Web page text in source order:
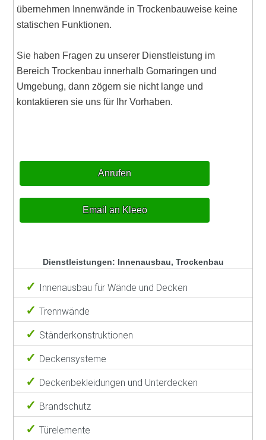
übernehmen Innenwände in Trockenbauweise keine
statischen Funktionen.
Sie haben Fragen zu unserer Dienstleistung im
Bereich Trockenbau innerhalb Gomaringen und
Umgebung, dann zögern sie nicht lange und
kontaktieren sie uns für Ihr Vorhaben.
Anrufen
Email an Kleeo
Dienstleistungen: Innenausbau, Trockenbau
Innenausbau für Wände und Decken
Trennwände
Ständerkonstruktionen
Deckensysteme
Deckenbekleidungen und Unterdecken
Brandschutz
Türelemente